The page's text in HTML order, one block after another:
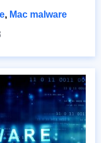
, Mac malware